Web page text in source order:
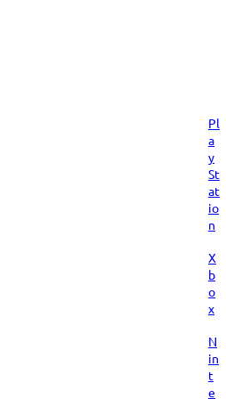
Pl
a
y
St
at
io
n
X
b
o
x
N
in
t
e